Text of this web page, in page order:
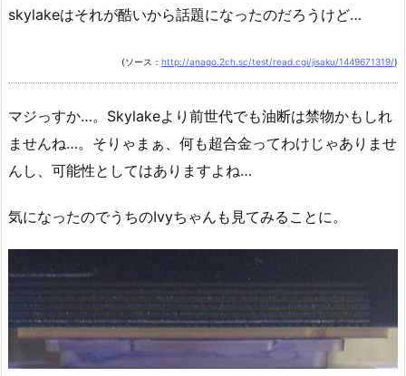
skylakeはそれが酷いから話題になったのだろうけど…
(ソース： http://anago.2ch.sc/test/read.cgi/jisaku/1449671319/)
マジっすか…。Skylakeより前世代でも油断は禁物かもしれ
ませんね…。そりゃまぁ、何も超合金ってわけじゃありませ
んし、可能性としてはありますよね…
気になったのでうちのIvyちゃんも見てみることに。